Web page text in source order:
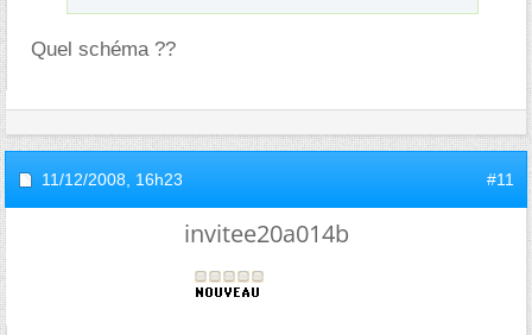
Quel schéma ??
11/12/2008, 16h23 #11
invitee20a014b